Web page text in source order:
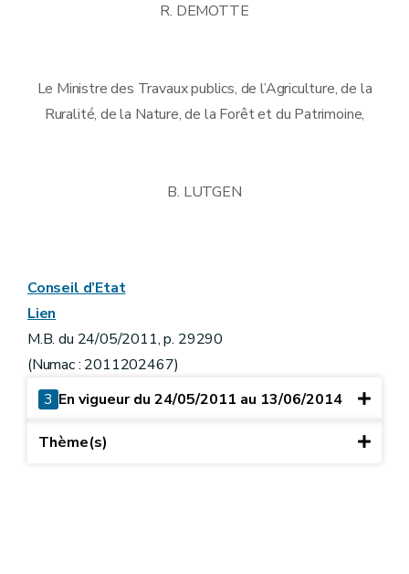
R. DEMOTTE
Le Ministre des Travaux publics, de l’Agriculture, de la
Ruralité, de la Nature, de la Forêt et du Patrimoine,
B. LUTGEN
Conseil d’Etat
Lien
M.B. du 24/05/2011, p. 29290
(Numac : 2011202467)
3 En vigueur du 24/05/2011 au 13/06/2014
Thème(s)